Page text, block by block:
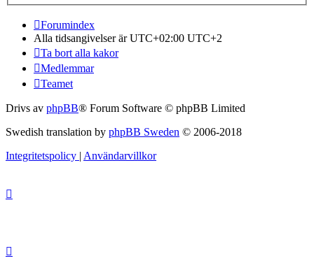
Forumindex
Alla tidsangivelser är UTC+02:00 UTC+2
Ta bort alla kakor
Medlemmar
Teamet
Drivs av phpBB® Forum Software © phpBB Limited
Swedish translation by phpBB Sweden © 2006-2018
Integritetspolicy | Användarvillkor